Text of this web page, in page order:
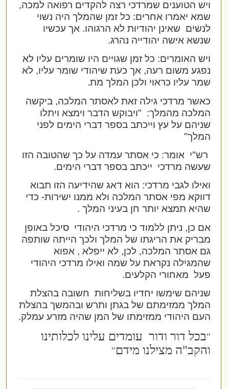
ויש הטוענים שמרדכי רצה להקדים רפואה למכה,
שמא יאמרו אחרים: כל זמן שהמלך היה נשוי
לנשים שאינן יהודיות לא הרגוהו. אך עכשיו
שנשא אישה יהודייה נהרג.
ויש האומרים: כל זמן שגויים היו שומרים עליו לא
נפגע משום רעה, אך כעת שיהודי שומר עליו, לא
שמר עליו כראוי ולכן המלך מת.
כאשר מרדכי גילה זאת לאסתר המלכה, ביקשה
המלכה מהמלך: "ויבוקש הדבר וימצא ויתלו
שניהם על עץ וייכתב בספר דברי הימים לפני
המלך"
רש"י אומר: כי אסתר עמדה על כך שהטובה הזו
שעשה מרדכי ייכתב בספר דברי הימים.
ואילו לגבי מרדכי: הוא דאג שהידיעה הזו תבוא
דווקא מפי אסתר המלכה ולא ממנו ישירות- כדי
שהיא תמצא יותר חן בעיני המלך .
אם כן, ניתן ללמוד כי מרדכי היהודי סיכל באופן
מבריק את הריגתו של המלך ולכך הייתה שותפה
גם אסתר המלכה, לכן, לא ייפלא , אפוא
שהמגילה נקראת על שמה ואילו מרדכי היהודי
פעל מאחורי הקלעים.
שניהם שימשו יחדיו בשליחות חשובה בהצלת
המלך ממזימתם של בגתן ותרש ובהמשך בהצלת
העם היהודי ממזימתו של המן שהיה מזרע עמלק.
בכל דור ודור עומדים עלינו לכלותינו
והקב"ה מצילנו מידם"